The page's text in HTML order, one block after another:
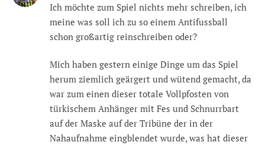
Ich möchte zum Spiel nichts mehr schreiben, ich
meine was soll ich zu so einem Antifussball
schon großartig reinschreiben oder?
Mich haben gestern einige Dinge um das Spiel
herum ziemlich geärgert und wütend gemacht, da
war zum einen dieser totale Vollpfosten von
türkischem Anhänger mit Fes und Schnurrbart
auf der Maske auf der Tribüne der in der
Nahaufnahme eingblendet wurde, was hat dieser